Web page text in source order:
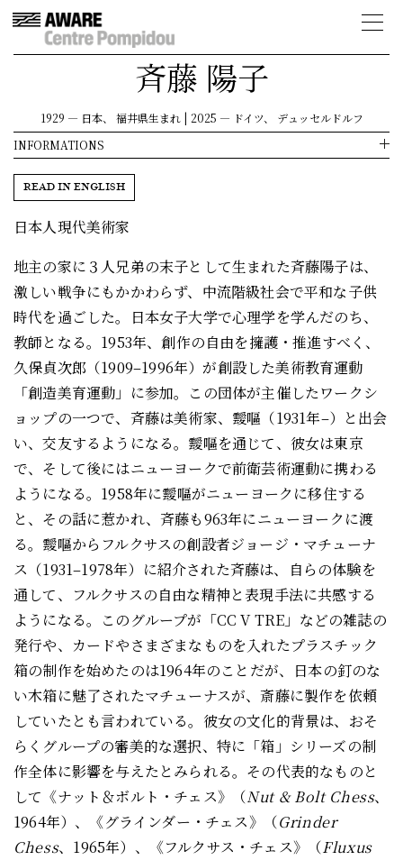
斉藤 陽子
1929 — 日本、 福井県生まれ| 2025 — ドイツ、 デュッセルドルフ
INFORMATIONS
READ IN ENGLISH
日本人現代美術家
地主の家に３人兄弟の末子として生まれた斉藤陽子は、
激しい戦争にもかかわらず、中流階級社会で平和な子供
時代を過ごした。日本女子大学で心理学を学んだのち、
教師となる。1953年、創作の自由を擁護・推進すべく、
久保貞次郎（1909–1996年）が創設した美術教育運動
「創造美育運動」に参加。この団体が主催したワークシ
ョップの一つで、斉藤は美術家、靉嘔（1931年–）と出会
い、交友するようになる。靉嘔を通じて、彼女は東京
で、そして後にはニューヨークで前衛芸術運動に携わる
ようになる。1958年に靉嘔がニューヨークに移住する
と、その話に惹かれ、斉藤も963年にニューヨークに渡
る。靉嘔からフルクサスの創設者ジョージ・マチューナ
ス（1931–1978年）に紹介された斉藤は、自らの体験を
通して、フルクサスの自由な精神と表現手法に共感する
ようになる。このグループが「CC V TRE」などの雑誌の
発行や、カードやさまざまなものを入れたプラスチック
箱の制作を始めたのは1964年のことだが、日本の釘のな
い木箱に魅了されたマチューナスが、斎藤に製作を依頼
していたとも言われている。彼女の文化的背景は、おそ
らくグループの審美的な選択、特に「箱」シリーズの制
作全体に影響を与えたとみられる。その代表的なものと
して《ナット＆ボルト・チェス》（Nut & Bolt Chess、
1964年）、《グラインダー・チェス》（Grinder
Chess、1965年）、《フルクサス・チェス》（Fluxus